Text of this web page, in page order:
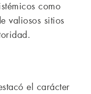
como
valiosos sitios
el carácter